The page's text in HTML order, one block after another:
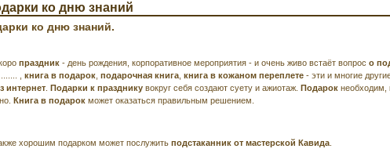
ко дню знаний
ко дню знаний.
праздник - день рождения, корпоративное мероприятия - и очень живо встаёт вопрос о
книга в подарок подарочная книга книга в кожаном переплете - эти и многие
интернет
Подарки к празднику вокруг себя создают суету и ажиотаж. Подарок необходим,
Книга в подарок может оказаться правильным решением.
хорошим подарком может послужить подстаканник от мастерской Кавида